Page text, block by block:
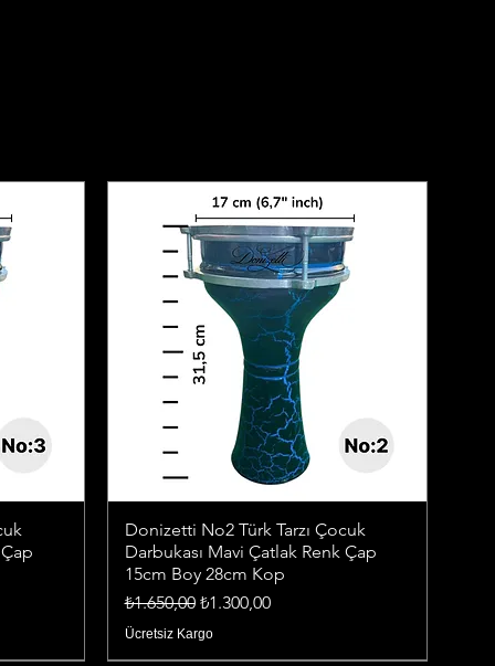
Donizetti No2 Türk Tarzı Çocuk
Darbukası Mavi Çatlak Renk Çap
15cm Boy 28cm Kop
Normal Fiyat
₺1.650,00 İndirimli Fiyat
₺1.300,00
Ücretsiz Kargo